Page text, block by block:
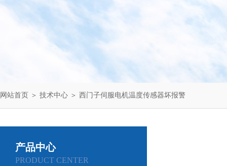
网站首页 ＞ 技术中心 ＞ 西门子伺服电机温度传感器坏报警
产品中心
PRODUCT CENTER